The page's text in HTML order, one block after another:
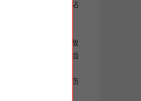
我们公司全自动裁线沾
或者机械设备出现了故
误了工作进度。那么当
口到适当位置，以不伤